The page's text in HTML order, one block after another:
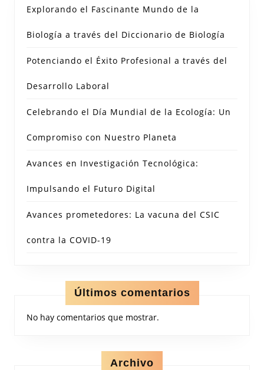
Explorando el Fascinante Mundo de la
Biología a través del Diccionario de Biología
Potenciando el Éxito Profesional a través del
Desarrollo Laboral
Celebrando el Día Mundial de la Ecología: Un
Compromiso con Nuestro Planeta
Avances en Investigación Tecnológica:
Impulsando el Futuro Digital
Avances prometedores: La vacuna del CSIC
contra la COVID-19
Últimos comentarios
No hay comentarios que mostrar.
Archivo